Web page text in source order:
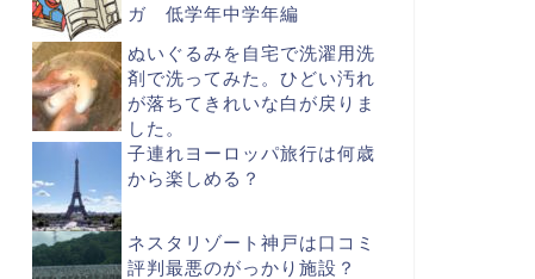
ガ 低学年中学年編
ぬいぐるみを自宅で洗濯用洗
剤で洗ってみた。ひどい汚れ
が落ちてきれいな白が戻りま
した。
子連れヨーロッパ旅行は何歳
から楽しめる？
ネスタリゾート神戸は口コミ
評判最悪のがっかり施設？